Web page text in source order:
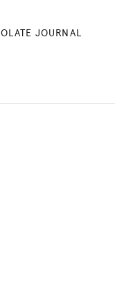
JOURNAL